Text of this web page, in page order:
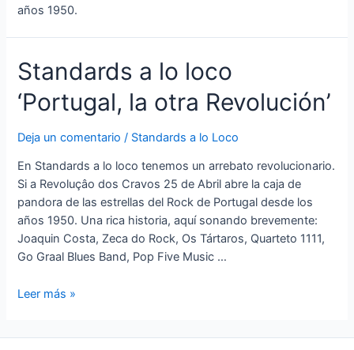
años 1950.
Standards a lo loco
‘Portugal, la otra Revolución’
Deja un comentario / Standards a lo Loco
En Standards a lo loco tenemos un arrebato revolucionario.
Si a Revoluçâo dos Cravos 25 de Abril abre la caja de
pandora de las estrellas del Rock de Portugal desde los
años 1950. Una rica historia, aquí sonando brevemente:
Joaquin Costa, Zeca do Rock, Os Tártaros, Quarteto 1111,
Go Graal Blues Band, Pop Five Music …
Standards
Leer más »